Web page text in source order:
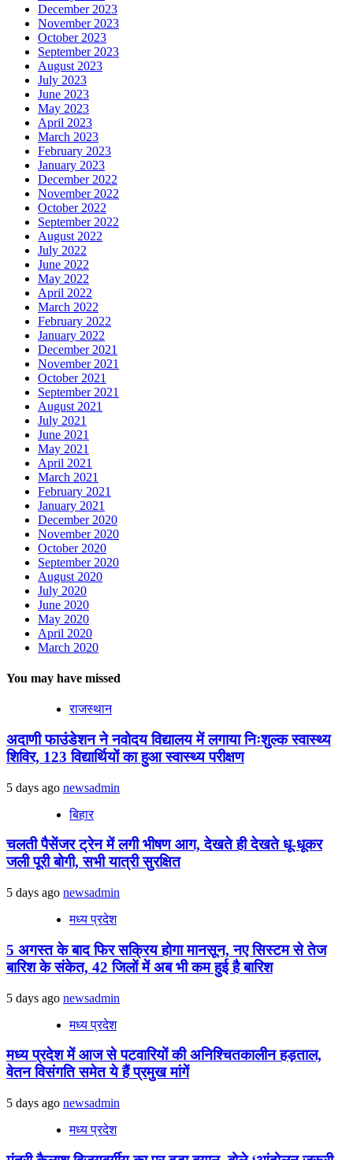
December 2023
November 2023
October 2023
September 2023
August 2023
July 2023
June 2023
May 2023
April 2023
March 2023
February 2023
January 2023
December 2022
November 2022
October 2022
September 2022
August 2022
July 2022
June 2022
May 2022
April 2022
March 2022
February 2022
January 2022
December 2021
November 2021
October 2021
September 2021
August 2021
July 2021
June 2021
May 2021
April 2021
March 2021
February 2021
January 2021
December 2020
November 2020
October 2020
September 2020
August 2020
July 2020
June 2020
May 2020
April 2020
March 2020
You may have missed
राजस्थान
अदाणी फाउंडेशन ने नवोदय विद्यालय में लगाया निःशुल्क स्वास्थ्य
शिविर, 123 विद्यार्थियों का हुआ स्वास्थ्य परीक्षण
5 days ago newsadmin
बिहार
चलती पैसेंजर ट्रेन में लगी भीषण आग, देखते ही देखते धू-धूकर
जली पूरी बोगी, सभी यात्री सुरक्षित
5 days ago newsadmin
मध्य प्रदेश
5 अगस्त के बाद फिर सक्रिय होगा मानसून, नए सिस्टम से तेज
बारिश के संकेत, 42 जिलों में अब भी कम हुई है बारिश
5 days ago newsadmin
मध्य प्रदेश
मध्य प्रदेश में आज से पटवारियों की अनिश्चितकालीन हड़ताल,
वेतन विसंगति समेत ये हैं प्रमुख मांगें
5 days ago newsadmin
मध्य प्रदेश